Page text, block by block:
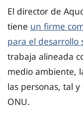
El director de
tiene un firme
para el desarrollo
trabaja alineada
medio ambiente,
las personas, tal
ONU.